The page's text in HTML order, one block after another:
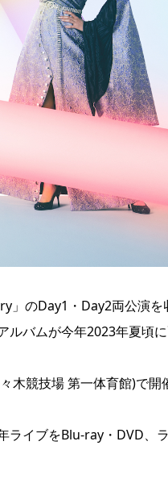
」のDay1・Day2両公演を
ルバムが今年2023年夏頃
木競技場 第一体育館)で開
ライブをBlu-ray・DVD、